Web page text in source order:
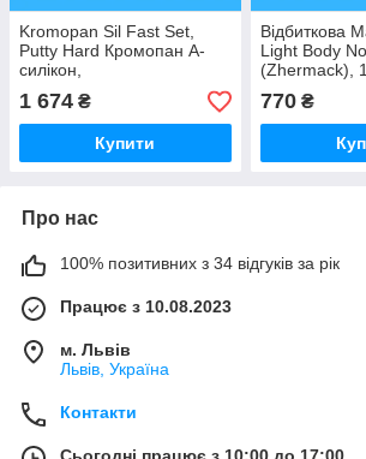
Kromopan Sil Fast Set,
Putty Hard Кромопан А-
силікон,
база+катализатор,
2*300мл
1 674 ₴
Купити
Відбиткова
Light Body
(Zhermack),
770₴
Про нас
100% позитивних з 34 відгуків за рік
Працює з 10.08.2023
м. Львів
Львів, Україна
Контакти